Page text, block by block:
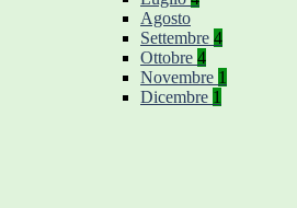
Agosto
Settembre 4
Ottobre 4
Novembre 1
Dicembre 1